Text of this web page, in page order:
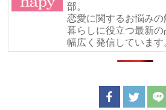
部。
恋愛に関するお悩みの
暮らしに役立つ最新の
幅広く発信しています